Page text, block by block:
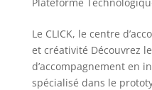
Le CLICK, le centre
et créativité Découvrez
d’accompagnement en
spécialisé dans le